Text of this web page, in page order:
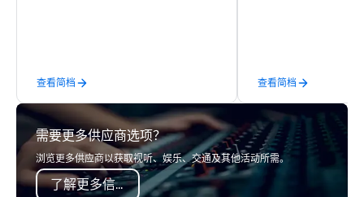
events, and private celebrations. Our
focus is on delivering polished,
seamless entertainment that keeps
guests engaged and elevates every
moment.
查看简档
years of industry
commitment to
service set us apart.
smart, reliable
make the end-user
seamless from start to
查看简档
需要更多供应商选项？
浏览更多供应商以获取视听、娱乐、交通及其他活动所需。
了解更多信息